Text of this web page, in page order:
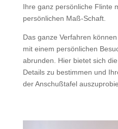
Ihre ganz persönliche Flinte
persönlichen Maß-Schaft.
Das ganze Verfahren
mit einem persönlichen
abrunden. Hier bietet sich
Details zu bestimmen und
der Anschußtafel